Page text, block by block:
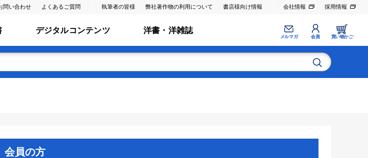
問い合わせ よくあるご質問 執筆者の皆様 弊社著作物の利用について 書店様向け情報 会社情報 採用情報
デジタルコンテンツ 洋書・洋雑誌
メルマガ 会員 買い物かご
会員の方